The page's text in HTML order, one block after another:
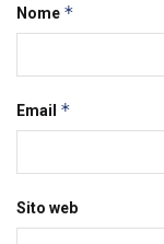
Nome *
Email *
Sito web